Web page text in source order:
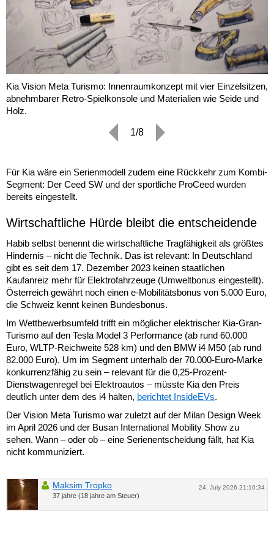
Kia Vision Meta Turismo: Innenraumkonzept mit vier Einzelsitzen,
abnehmbarer Retro-Spielkonsole und Materialien wie Seide und
Holz.
1/8
Für Kia wäre ein Serienmodell zudem eine Rückkehr zum Kombi-
Segment: Der Ceed SW und der sportliche ProCeed wurden
bereits eingestellt.
Wirtschaftliche Hürde bleibt die entscheidende
Habib selbst benennt die wirtschaftliche Tragfähigkeit als größtes
Hindernis – nicht die Technik. Das ist relevant: In Deutschland
gibt es seit dem 17. Dezember 2023 keinen staatlichen
Kaufanreiz mehr für Elektrofahrzeuge (Umweltbonus eingestellt).
Österreich gewährt noch einen e-Mobilitätsbonus von 5.000 Euro,
die Schweiz kennt keinen Bundesbonus.
Im Wettbewerbsumfeld trifft ein möglicher elektrischer Kia-Gran-
Turismo auf den Tesla Model 3 Performance (ab rund 60.000
Euro, WLTP-Reichweite 528 km) und den BMW i4 M50 (ab rund
82.000 Euro). Um im Segment unterhalb der 70.000-Euro-Marke
konkurrenzfähig zu sein – relevant für die 0,25-Prozent-
Dienstwagenregel bei Elektroautos – müsste Kia den Preis
deutlich unter dem des i4 halten, berichtet InsideEVs.
Der Vision Meta Turismo war zuletzt auf der Milan Design Week
im April 2026 und der Busan International Mobility Show zu
sehen. Wann – oder ob – eine Serienentscheidung fällt, hat Kia
nicht kommuniziert.
24. July 2026 21:10:34
Maksim Tropko
37 jahre (18 jahre am Steuer)